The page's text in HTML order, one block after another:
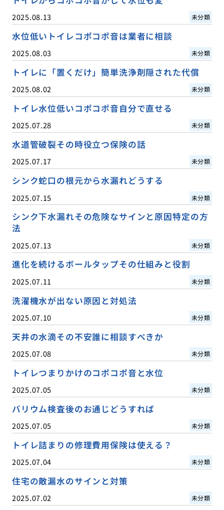
2025.08.13 未分類
水位低いトイレコポコポ音は業者に相談
2025.08.03 未分類
トイレに「置くだけ」簡単洗浄剤隠された代償
2025.08.02 未分類
トイレ水位低いコポコポ音自分で直せる
2025.07.28 未分類
水道管破裂その時役立つ保険の話
2025.07.17 未分類
シンク蛇口の根元から水漏れどうする
2025.07.15 未分類
シンク下水漏れその危険なサインと原因特定の方
法
2025.07.13 未分類
進化を続けるボールタップその仕組みと役割
2025.07.11 未分類
洗濯機水が出ない原因と対処法
2025.07.10 未分類
天井の水滴その不安誰に相談すべきか
2025.07.08 未分類
トイレつまりかけのコポコポ音と水位
2025.07.05 未分類
バリウム検査後のお通じどうすれば
2025.07.05 未分類
トイレ詰まりの修理費用保険は使える？
2025.07.04 未分類
住宅の敵漏水のサインと対策
2025.07.02 未分類